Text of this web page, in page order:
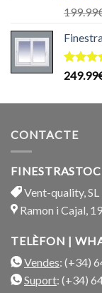
Puntuat
de 5
199.99
Puntuat
249.99
CONTACTE
Vent-quality, SL
Ramon i Cajal,
TELÈFON |
Vendes: (+34)
Suport: (+34)